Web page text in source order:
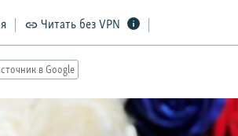
Читать без VPN
в Google